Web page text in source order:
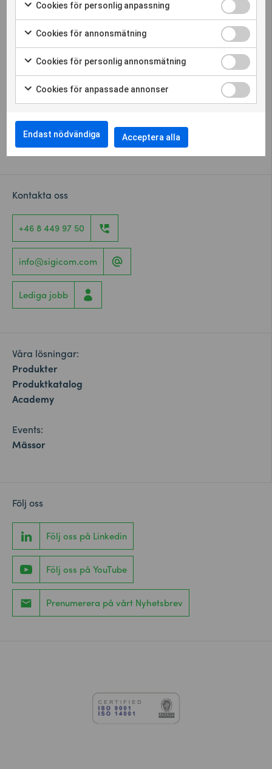
Sigicom erbjuder en komplett lösning för
omgivningspåverkan – vibration, buller och
dammätning
Whistleblower
Kontakta oss
+46 8 449 97 50
info@sigicom.com
Lediga jobb
Våra lösningar:
Produkter
Produktkatalog
Academy
Events:
Mässor
Följ oss
Följ oss på Linkedin
Följ oss på YouTube
Prenumerera på vårt Nyhetsbrev
Cookies för personlig anpassning
Cookies för annonsmätning
Cookies för personlig annonsmätning
Cookies för anpassade annonser
Endast nödvändiga Acceptera alla